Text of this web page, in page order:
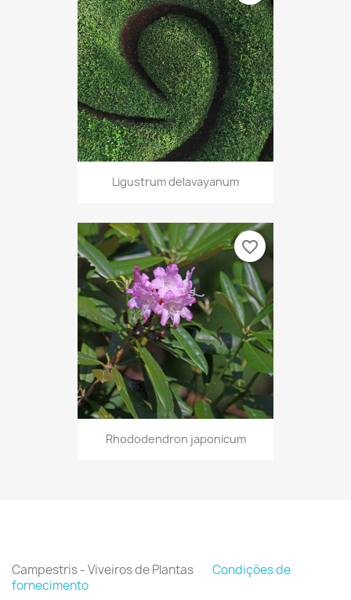
Ligustrum delavayanum
Rhododendron japonicum
favorite_border
Campestris - Viveiros de Plantas Condições de
fornecimento